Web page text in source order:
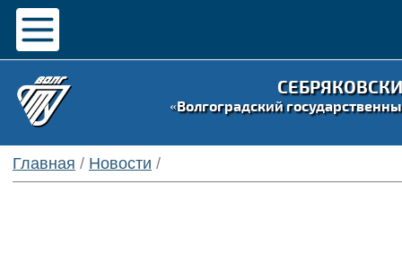
«Волгоградский
Главная / Новости /